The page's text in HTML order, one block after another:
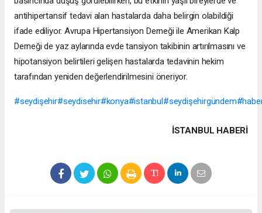
antihipertansif tedavi alan hastalarda daha belirgin olabildiği
ifade ediliyor. Avrupa Hipertansiyon Derneği ile Amerikan Kalp
Derneği de yaz aylarında evde tansiyon takibinin artırılmasını ve
hipotansiyon belirtileri gelişen hastalarda tedavinin hekim
tarafından yeniden değerlendirilmesini öneriyor.
İSTANBUL HABERİ